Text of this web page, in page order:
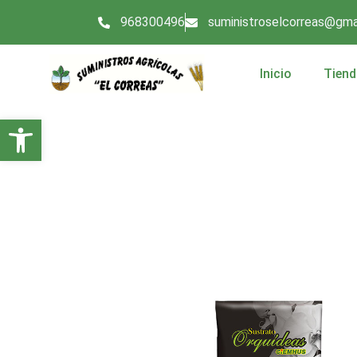
Abrir barra de herramientas
968300496
Inicio